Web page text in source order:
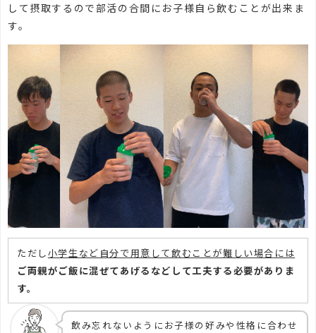
して摂取するので部活の合間にお子様自ら飲むことが出来ま
す。
ただし小学生など自分で用意して飲むことが難しい場合には
ご両親がご飯に混ぜてあげるなどして工夫する必要がありま
す。
飲み忘れないようにお子様の好みや性格に合わせ